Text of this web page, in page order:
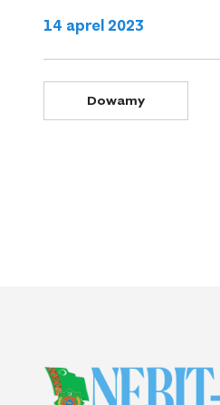
14 aprel 2023
Dowamy